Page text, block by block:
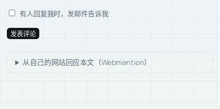
有人回复我时，发邮件告诉我
从自己的网站回应本文（Webmention）